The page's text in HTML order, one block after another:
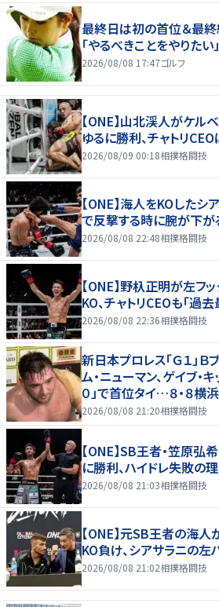
最終日は初の首位＆最
「やるべきことをやりたい」
2026/08/08 17:47ゴルフ
【ONE】山北渓人がケル
ゆるに勝利、チャトリ
2026/08/09 00:18相撲格闘技
【ONE】海人をKOしたシ
で反撃する時に腕が下が
2026/08/08 22:48相撲格闘技
【ONE】野杁正明が左フ
KO、チャトリCEOも「過
2026/08/08 22:36相撲格闘技
新日本プロレス「Ｇ１」Ｂ
ム・ニューマン、ゲイブ・
０」で首位タイ…８・８横
2026/08/08 21:20相撲格闘技
【ONE】SB王者・笠原弘
に勝利、ハイドレ失敗の
2026/08/08 21:03相撲格闘技
【ONE】元SB王者の海
KO負け、シアサラニの左
2026/08/08 21:02相撲格闘技